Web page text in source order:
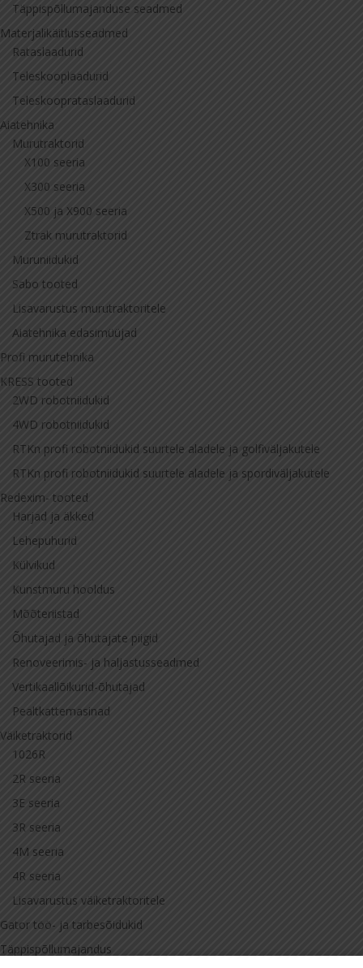
Täppispõllumajanduse seadmed
Materjalikäitlusseadmed
Rataslaadurid
Teleskooplaadurid
Teleskooprataslaadurid
Aiatehnika
Murutraktorid
X100 seeria
X300 seeria
X500 ja X900 seeria
Ztrak murutraktorid
Muruniidukid
Sabo tooted
Lisavarustus murutraktoritele
Aiatehnika edasimüüjad
Profi murutehnika
KRESS tooted
2WD robotniidukid
4WD robotniidukid
RTKn profi robotniidukid suurtele aladele ja golfiväljakutele
RTKn profi robotniidukid suurtele aladele ja spordiväljakutele
Redexim- tooted
Harjad ja äkked
Lehepuhurid
Külvikud
Kunstmuru hooldus
Mõõteriistad
Õhutajad ja õhutajate piigid
Renoveerimis- ja haljastusseadmed
Vertikaallõikurid-õhutajad
Pealtkattemasinad
Väiketraktorid
1026R
2R seeria
3E seeria
3R seeria
4M seeria
4R seeria
Lisavarustus väiketraktoritele
Gator töö- ja tarbesõidukid
Täppispõllumajandus